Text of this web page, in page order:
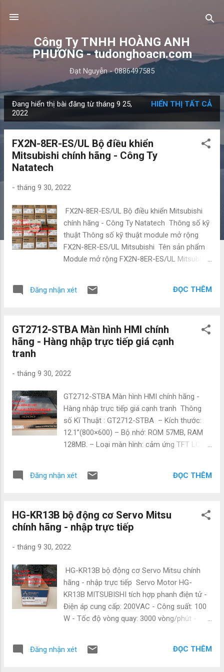
Công Ty TNHH HOÀNG ANH
PHƯƠNG - tudonghoacn.com
Đạt Nguyễn - 0886497585
à
Đang hiển thị bài đăng từ tháng 9 25,
2022
HIỂN THỊ TẤT CẢ
FX2N-8ER-ES/UL Bộ điều khiển
Mitsubishi chính hãng - Công Ty
Natatech
- tháng 9 30, 2022
FX2N-8ER-ES/UL Bộ điều khiển Mitsubishi
chính hãng - Công Ty Natatech Thông số kỹ
thuật Thông số kỹ thuật module mở rộng
FX2N-8ER-ES/UL Mitsubishi Tên sản phẩm
Module mở rộng FX2N-8ER-ES/UL Mitsubishi
FX1N, FX2N. Kích thước (W x H x D ) 43 x 90
Đường 16 , Khu trung tâm hành chính , P.An
Bình , Dĩ An , Bình Dương Đt/Zalo:
natatech.com.vn Các sản phẩm tương tự :
FX2-68MR-DS, FX2-64MT-DS, FX2-80MR-DS,
FX2-80MT-DS, FX2-128MR-DS, FX2-128MT-
DS, FX2-16MR001, FX2-32MR-001, FX2-
48MR-001, FX2-64MR-001, FX2-80MR-001,
FX2-128MR-001, FX2- 16MT-001, FX2-32MT-
80MT-001, FX2-128MT-001. – FX2N: FX2N-...
Đăng nhận xét ĐỌC THÊM
GT2712-STBA Màn hình HMI chính
hãng - Hàng nhập trực tiếp giá cạnh
tranh
- tháng 9 30, 2022
GT2712-STBA Màn hình HMI chính hãng -
Hàng nhập trực tiếp giá cạnh tranh Thông
số Kĩ Thuật : GT2712-STBA – Kích thước:
12.1’’(800×600) – Bộ nhớ: ROM 57MB, RAM
128MB. – Loại màn hình: cảm ứng TFT LCD,
thức truyền thông CC-Link IE Control, CC-
Tiêu chuẩn bảo vệ(mặt trước): IP67 (chống
bụi chống nước) CÔNG TY TNHH NATATECH
chính , P.An Bình , Dĩ An , Bình Dương Đt/Zalo:
Website: tudonghoacn.com -
natatech.com.vn Các sản phẩm thông dụng
khác : Màn Hình HMI Mitsubishi GT2708-
STBA Màn Hình HMI Mitsubishi GT2708-
STBD Màn Hình HMI Mitsubishi GT2708-
VTBD Màn Hình HMI Mitsubishi GT2705-
Đăng nhận xét ĐỌC THÊM
HG-KR13B bộ động cơ Servo Mitsu
chính hãng - nhập trực tiếp
- tháng 9 30, 2022
HG-KR13B bộ động cơ Servo Mitsu chính
hãng - nhập trực tiếp Servo Motor HG-
KR13B MITSUBISHI tích hợp phanh điện tử -
Điện áp cung cấp: 200VAC - Công suất: 100
W - Tốc độ vòng quay: 3000 vòng/phút -
Nm - Động cơ có phanh - Tương thích với
Đăng nhận xét ĐỌC THÊM